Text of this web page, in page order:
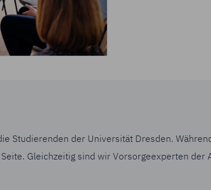
kannst Du Deine Einwilligungen jederzeit mit
Studierenden der Universität Dresden.
Gleichzeitig sind wir Vorsorgeexperten der